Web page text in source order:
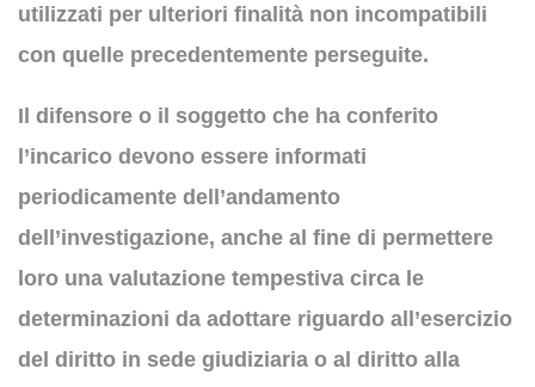
utilizzati per ulteriori finalità non incompatibili
con quelle precedentemente perseguite.
Il difensore o il soggetto che ha conferito
l’incarico devono essere informati
periodicamente dell’andamento
dell’investigazione, anche al fine di permettere
loro una valutazione tempestiva circa le
determinazioni da adottare riguardo all’esercizio
del diritto in sede giudiziaria o al diritto alla